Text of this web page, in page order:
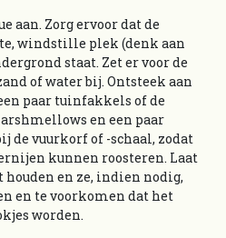
aan. Zorg ervoor dat de
windstille plek (denk aan
staat. Zet er voor de
of water bij. Ontsteek aan
paar tuinfakkels of de
en een paar
de vuurkorf of -schaal, zodat
kunnen roosteren. Laat
houden en ze, indien nodig,
en te voorkomen dat het
worden.